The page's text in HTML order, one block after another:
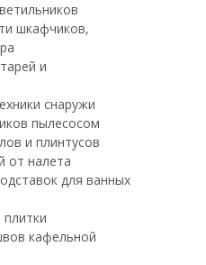
шкафчиков,
и
снаружи
пылесосом
и плинтусов
от налета
для ванных
кафельной